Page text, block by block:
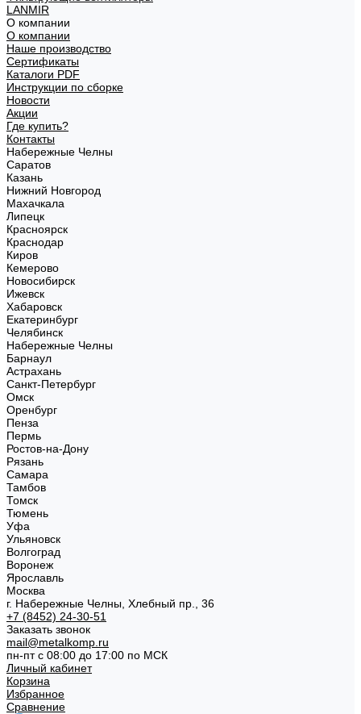
LANMIR
О компании
О компании
Наше производство
Сертификаты
Каталоги PDF
Инструкции по сборке
Новости
Акции
Где купить?
Контакты
Набережные Челны
Саратов
Казань
Нижний Новгород
Махачкала
Липецк
Красноярск
Краснодар
Киров
Кемерово
Новосибирск
Ижевск
Хабаровск
Екатеринбург
Челябинск
Набережные Челны
Барнаул
Астрахань
Санкт-Петербург
Омск
Оренбург
Пенза
Пермь
Ростов-на-Дону
Рязань
Самара
Тамбов
Томск
Тюмень
Уфа
Ульяновск
Волгоград
Воронеж
Ярославль
Москва
г. Набережные Челны, Хлебный пр., 36
+7 (8452) 24-30-51
Заказать звонок
mail@metalkomp.ru
пн-пт с 08:00 до 17:00 по МСК
Личный кабинет
Корзина
Избранное
Сравнение